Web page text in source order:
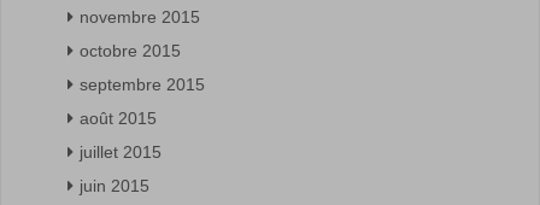
novembre 2015
octobre 2015
septembre 2015
août 2015
juillet 2015
juin 2015